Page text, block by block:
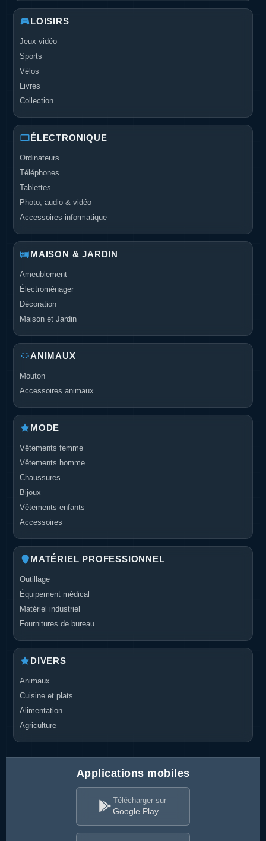
LOISIRS
Jeux vidéo
Sports
Vélos
Livres
Collection
ÉLECTRONIQUE
Ordinateurs
Téléphones
Tablettes
Photo, audio & vidéo
Accessoires informatique
MAISON & JARDIN
Ameublement
Électroménager
Décoration
Maison et Jardin
ANIMAUX
Mouton
Accessoires animaux
MODE
Vêtements femme
Vêtements homme
Chaussures
Bijoux
Vêtements enfants
Accessoires
MATÉRIEL PROFESSIONNEL
Outillage
Équipement médical
Matériel industriel
Fournitures de bureau
DIVERS
Animaux
Cuisine et plats
Alimentation
Agriculture
Applications mobiles
Télécharger sur
Google Play